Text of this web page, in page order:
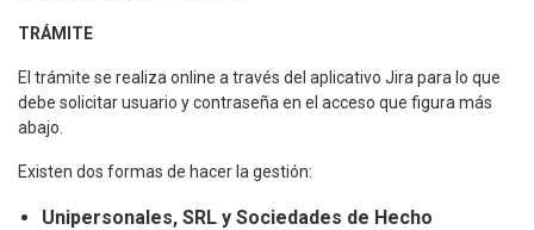
TRÁMITE
El trámite se realiza online a través del aplicativo Jira para lo que
debe solicitar usuario y contraseña en el acceso que figura más
abajo.
Existen dos formas de hacer la gestión:
Unipersonales, SRL y Sociedades de Hecho